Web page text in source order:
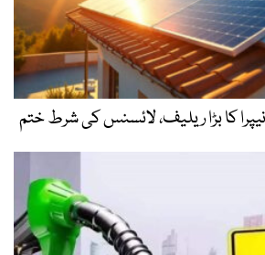
کا بڑا ریلیف، لائسنس کی شرط ختم